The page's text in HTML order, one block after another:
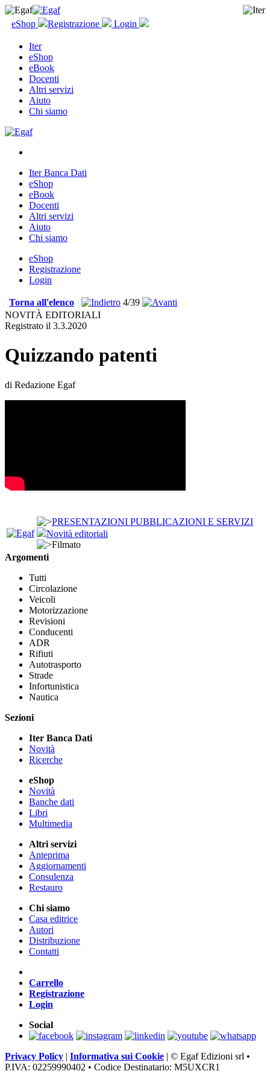
eShop Registrazione Login
Iter
eShop
eBook
Docenti
Altri servizi
Aiuto
Chi siamo
Iter Banca Dati
eShop
eBook
Docenti
Altri servizi
Aiuto
Chi siamo
eShop
Registrazione
Login
Torna all'elenco
4/39
NOVITÀ EDITORIALI
Registrato il 3.3.2020
Quizzando patenti
di Redazione Egaf
PRESENTAZIONI PUBBLICAZIONI E SERVIZI
Novità editoriali
Filmato
Argomenti
Tutti
Circolazione
Veicoli
Motorizzazione
Revisioni
Conducenti
ADR
Rifiuti
Autotrasporto
Strade
Infortunistica
Nautica
Sezioni
Iter Banca Dati
Novità
Ricerche
eShop
Novità
Banche dati
Libri
Multimedia
Altri servizi
Anteprima
Aggiornamenti
Consulenza
Restauro
Chi siamo
Casa editrice
Autori
Distribuzione
Contatti
Carrello
Registrazione
Login
Social
Privacy Policy | Informativa sui Cookie | © Egaf Edizioni srl •
P.IVA: 02259990402 • Codice Destinatario: M5UXCR1